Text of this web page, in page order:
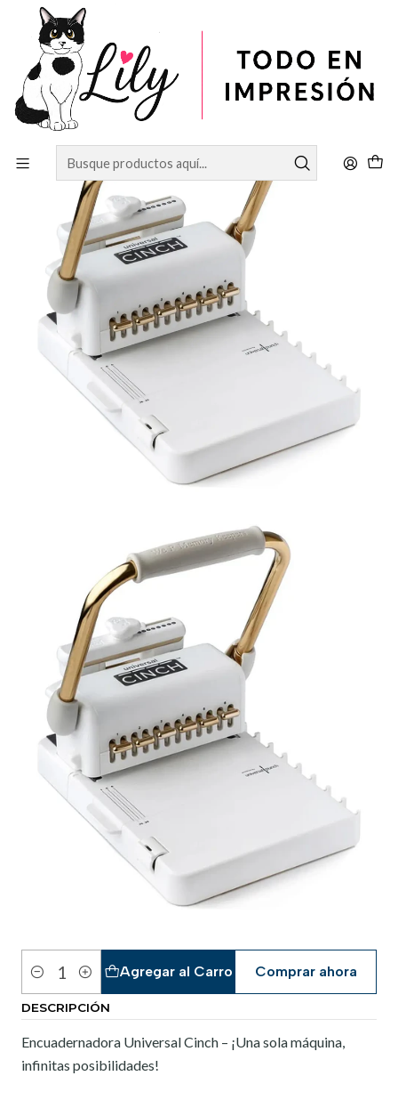
Inicio
EQUIPOS & IMPRESORAS
Máquina Universal Cinch Dorada
Cantidad
Agregar al Carro Comprar ahora
DESCRIPCIÓN
Encuadernadora Universal Cinch – ¡Una sola máquina,
infinitas posibilidades!